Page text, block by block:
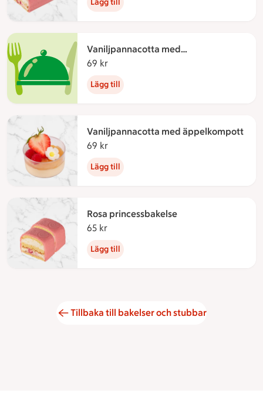
Lägg till
Vaniljpannacotta med
rabarberkompott
69 kr
Lägg till
Vaniljpannacotta med äppelkompott
69 kr
Lägg till
Rosa princessbakelse
65 kr
Lägg till
Tillbaka till bakelser och stubbar